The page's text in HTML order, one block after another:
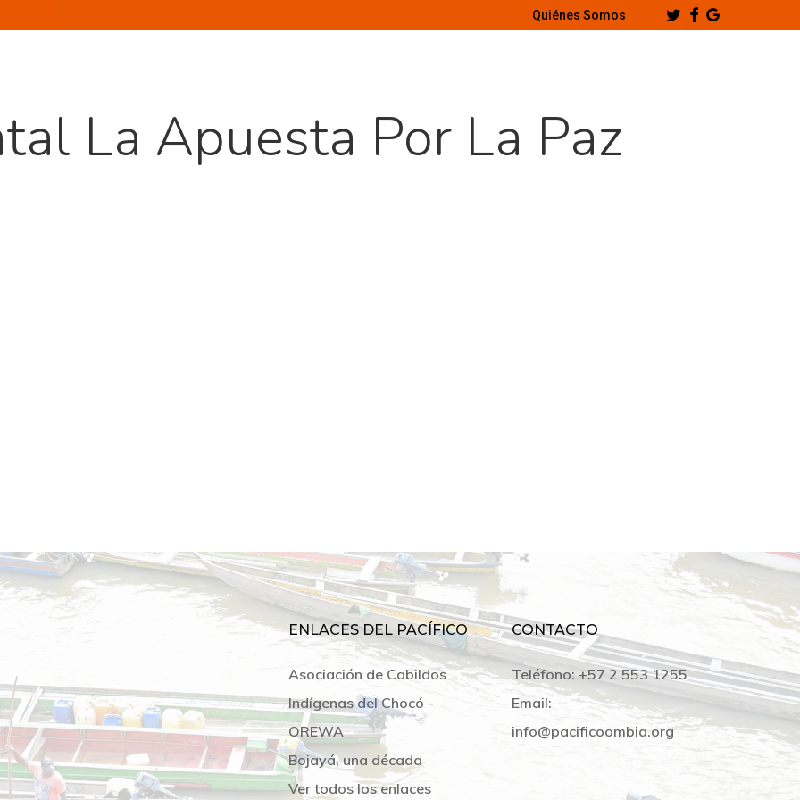
Quiénes Somos TwitterFacebook
Google-
Plus
La Apuesta Por La Paz
ENLACES DEL PACÍFICO
Asociación de Cabildos
Indígenas del Chocó -
OREWA
Bojayá, una década
Ver todos los enlaces
CONTACTO
Teléfono: +57 2 553 1255
Email:
info@pacificoombia.org